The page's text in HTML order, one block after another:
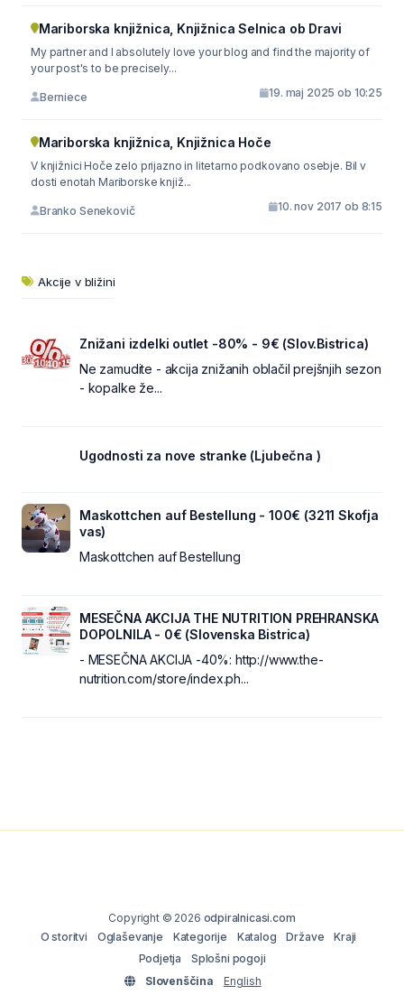
Mariborska knjižnica, Knjižnica Selnica ob Dravi
My partner and I absolutely love your blog and find the majority of
your post's to be precisely...
Berniece 19. maj 2025 ob 10:25
Mariborska knjižnica, Knjižnica Hoče
V knjižnici Hoče zelo prijazno in litetarno podkovano osebje. Bil v
dosti enotah Mariborske knjiž...
Branko Senekovič 10. nov 2017 ob 8:15
Akcije v bližini
Znižani izdelki outlet -80% - 9€ (Slov.Bistrica)
Ne zamudite - akcija znižanih oblačil prejšnjih sezon
- kopalke že...
Ugodnosti za nove stranke (Ljubečna )
Maskottchen auf Bestellung - 100€ (3211 Skofja
vas)
Maskottchen auf Bestellung
MESEČNA AKCIJA THE NUTRITION PREHRANSKA
DOPOLNILA - 0€ (Slovenska Bistrica)
- MESEČNA AKCIJA -40%: http://www.the-
nutrition.com/store/index.ph...
Copyright © 2026 odpiralnicasi.com
O storitvi
Oglaševanje Kategorije Katalog Države
Kraji
Podjetja
Splošni pogoji
Slovenščina
English